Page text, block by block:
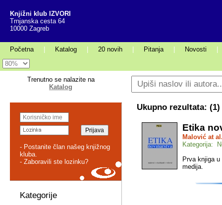
Knjižni klub IZVORI
Trnjanska cesta 64
10000 Zagreb
Početna Katalog 20 novih Pitanja Novosti
Trenutno se nalazite na
Katalog
- Postanite član našeg knjižnog
kluba.
- Zaboravili ste lozinku?
Kategorije
Ukupno rezultata: (1)
Etika
Malović at
Kategorija:
Prva knjiga
medija.